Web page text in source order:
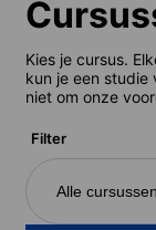
Kies je cursus.
kun je een studie
niet om onze
Filter
Alle cursussen